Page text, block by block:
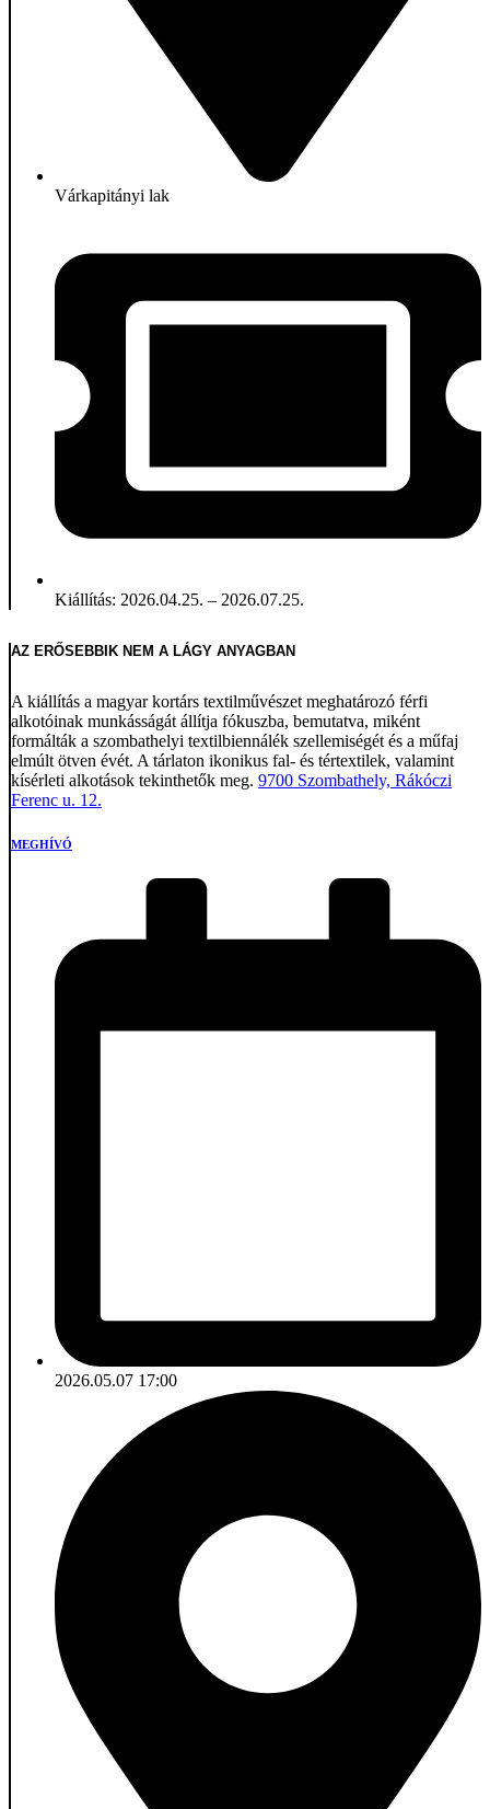
Várkapitányi lak
Kiállítás: 2026.04.25. – 2026.07.25.
AZ ERŐSEBBIK NEM A LÁGY ANYAGBAN
A kiállítás a magyar kortárs textilművészet meghatározó férfi
alkotóinak munkásságát állítja fókuszba, bemutatva, miként
formálták a szombathelyi textilbiennálék szellemiségét és a műfaj
elmúlt ötven évét. A tárlaton ikonikus fal- és tértextilek, valamint
kísérleti alkotások tekinthetők meg. 9700 Szombathely, Rákóczi
Ferenc u. 12.
MEGHÍVÓ
2026.05.07 17:00